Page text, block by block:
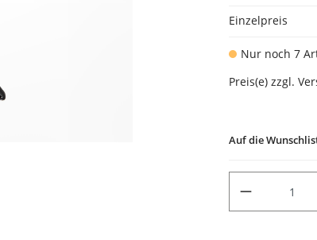
Einzelpreis
Nur noch 7
Preis(e) zzgl.
Auf die